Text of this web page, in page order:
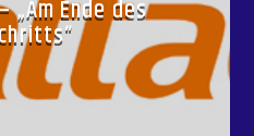
„Am Ende des